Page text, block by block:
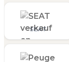
SEAT